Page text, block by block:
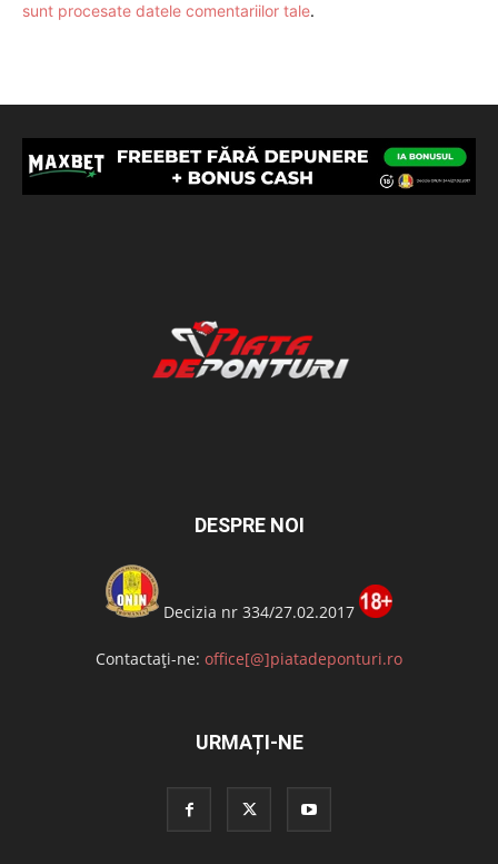
sunt procesate datele comentariilor tale.
DESPRE NOI
Decizia nr 334/27.02.2017
Contactați-ne: office[@]piatadeponturi.ro
URMAȚI-NE